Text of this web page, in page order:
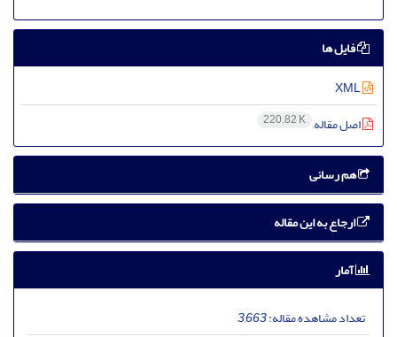
فایل ها
اصل مقاله 220.82 K
هم رسانی
ارجاع به این مقاله
آمار
تعداد مشاهده مقاله:3,663